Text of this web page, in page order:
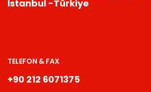
İstanbul -Türkiye
TELEFON & FAX
+90 212 6071375